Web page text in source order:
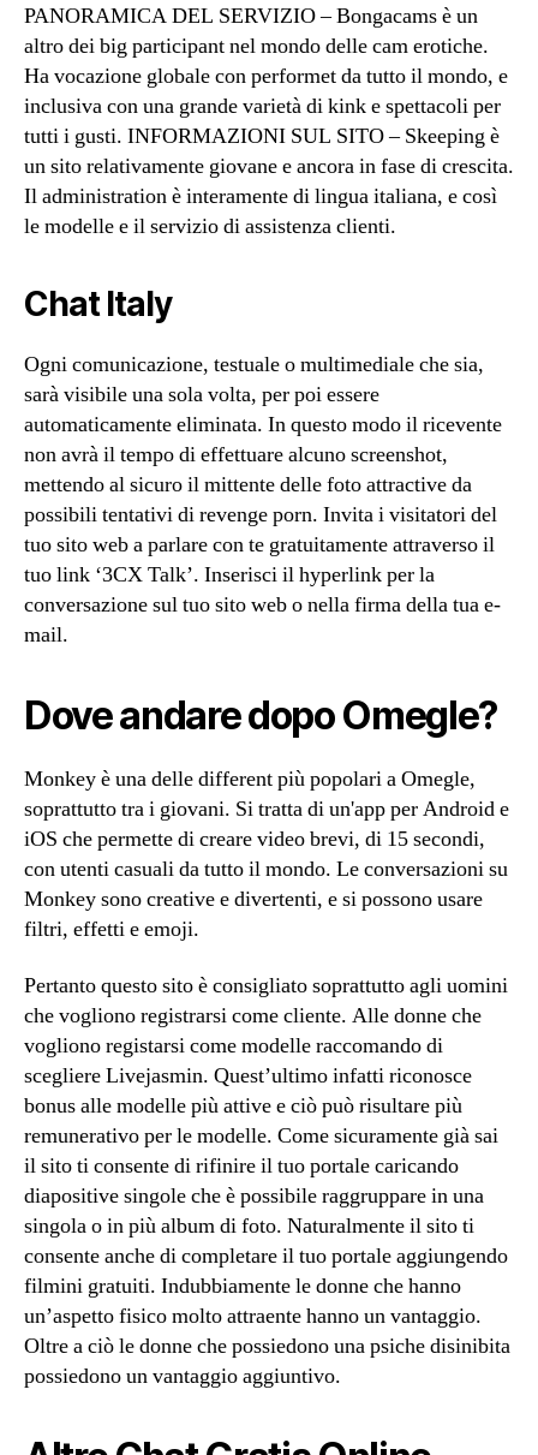
PANORAMICA DEL SERVIZIO – Bongacams è un
altro dei big participant nel mondo delle cam erotiche.
Ha vocazione globale con performet da tutto il mondo, e
inclusiva con una grande varietà di kink e spettacoli per
tutti i gusti. INFORMAZIONI SUL SITO – Skeeping è
un sito relativamente giovane e ancora in fase di crescita.
Il administration è interamente di lingua italiana, e così
le modelle e il servizio di assistenza clienti.
Chat Italy
Ogni comunicazione, testuale o multimediale che sia,
sarà visibile una sola volta, per poi essere
automaticamente eliminata. In questo modo il ricevente
non avrà il tempo di effettuare alcuno screenshot,
mettendo al sicuro il mittente delle foto attractive da
possibili tentativi di revenge porn. Invita i visitatori del
tuo sito web a parlare con te gratuitamente attraverso il
tuo link ‘3CX Talk’. Inserisci il hyperlink per la
conversazione sul tuo sito web o nella firma della tua e-
mail.
Dove andare dopo Omegle?
Monkey è una delle different più popolari a Omegle,
soprattutto tra i giovani. Si tratta di un'app per Android e
iOS che permette di creare video brevi, di 15 secondi,
con utenti casuali da tutto il mondo. Le conversazioni su
Monkey sono creative e divertenti, e si possono usare
filtri, effetti e emoji.
Pertanto questo sito è consigliato soprattutto agli uomini
che vogliono registrarsi come cliente. Alle donne che
vogliono registarsi come modelle raccomando di
scegliere Livejasmin. Quest’ultimo infatti riconosce
bonus alle modelle più attive e ciò può risultare più
remunerativo per le modelle. Come sicuramente già sai
il sito ti consente di rifinire il tuo portale caricando
diapositive singole che è possibile raggruppare in una
singola o in più album di foto. Naturalmente il sito ti
consente anche di completare il tuo portale aggiungendo
filmini gratuiti. Indubbiamente le donne che hanno
un’aspetto fisico molto attraente hanno un vantaggio.
Oltre a ciò le donne che possiedono una psiche disinibita
possiedono un vantaggio aggiuntivo.